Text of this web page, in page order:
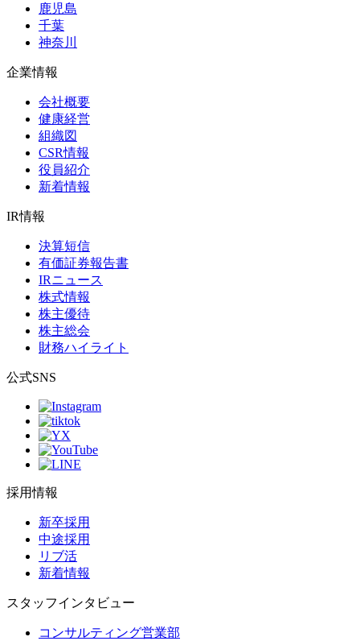
鹿児島
千葉
神奈川
企業情報
会社概要
健康経営
組織図
CSR情報
役員紹介
新着情報
IR情報
決算短信
有価証券報告書
IRニュース
株式情報
株主優待
株主総会
財務ハイライト
公式SNS
採用情報
新卒採用
中途採用
リブ活
新着情報
スタッフインタビュー
コンサルティング営業部